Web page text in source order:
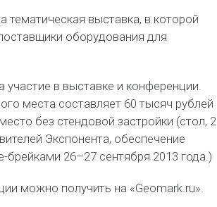
тематическая выставка, в которой
оборудования для
в выставке и конференции.
места составляет 60 тысяч рублей
без стендовой застройки (стол, 2
Экспонента, обеспечение
26–27 сентября 2013 года.)
можно получить на «Geomark.ru».